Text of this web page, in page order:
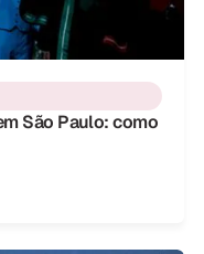
São Paulo: como